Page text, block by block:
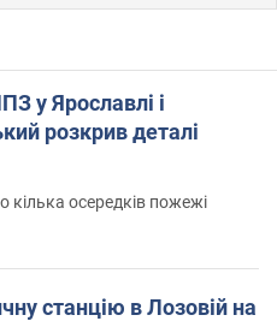
у Ярославлі і
розкрив деталі
кілька осередків пожежі
станцію в Лозовій на